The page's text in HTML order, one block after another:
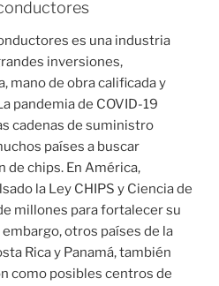
es una industria
inversiones,
mano de obra calificada y
pandemia de COVID-19
cadenas de suministro
países a buscar
de chips. En América,
la Ley CHIPS y Ciencia de
millones para fortalecer su
otros países de la
Rica y Panamá, también
como posibles centros de